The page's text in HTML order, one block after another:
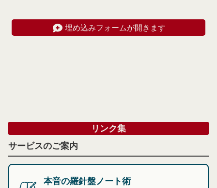
埋め込みフォームが開きます
リンク集
サービスのご案内
本音の羅針盤ノート術